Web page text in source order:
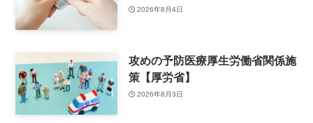
2026年8月4日
攻めの予防医療厚生労働省関係施
策【厚労省】
2026年8月3日